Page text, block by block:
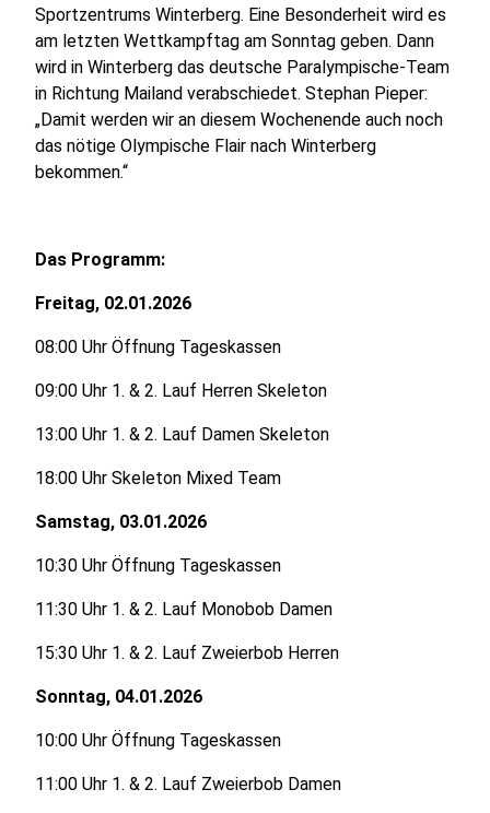
Sportzentrums Winterberg. Eine Besonderheit wird es
am letzten Wettkampftag am Sonntag geben. Dann
wird in Winterberg das deutsche Paralympische-Team
in Richtung Mailand verabschiedet. Stephan Pieper:
„Damit werden wir an diesem Wochenende auch noch
das nötige Olympische Flair nach Winterberg
bekommen.“
Das Programm:
Freitag, 02.01.2026
08:00 Uhr Öffnung Tageskassen
09:00 Uhr 1. & 2. Lauf Herren Skeleton
13:00 Uhr 1. & 2. Lauf Damen Skeleton
18:00 Uhr Skeleton Mixed Team
Samstag, 03.01.2026
10:30 Uhr Öffnung Tageskassen
11:30 Uhr 1. & 2. Lauf Monobob Damen
15:30 Uhr 1. & 2. Lauf Zweierbob Herren
Sonntag, 04.01.2026
10:00 Uhr Öffnung Tageskassen
11:00 Uhr 1. & 2. Lauf Zweierbob Damen